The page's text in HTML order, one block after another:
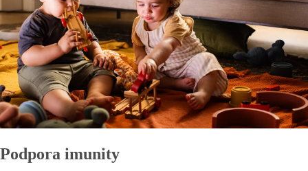
Podpora imunity